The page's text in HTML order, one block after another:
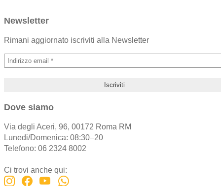
Newsletter
Rimani aggiornato iscriviti alla Newsletter
Dove siamo
Via degli Aceri, 96, 00172 Roma RM
Lunedi/Domenica: 08:30–20
Telefono: 06 2324 8002
Ci trovi anche qui: